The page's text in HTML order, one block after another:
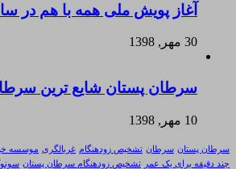
آغاز پویش ملی همه با هم در سال
30 مهر, 1398
سرطان پستان شایع ترین
10 مهر, 1398
سرطان پستان سرطان تشخیص زودهنگام غربالگری موسسه
چند دقیقه برای یک عمر
تشخیص زودهنگام سرطان پستان